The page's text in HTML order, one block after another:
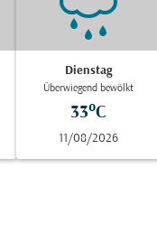
Dienstag
Überwiegend bewölkt
33°C
11/08/2026